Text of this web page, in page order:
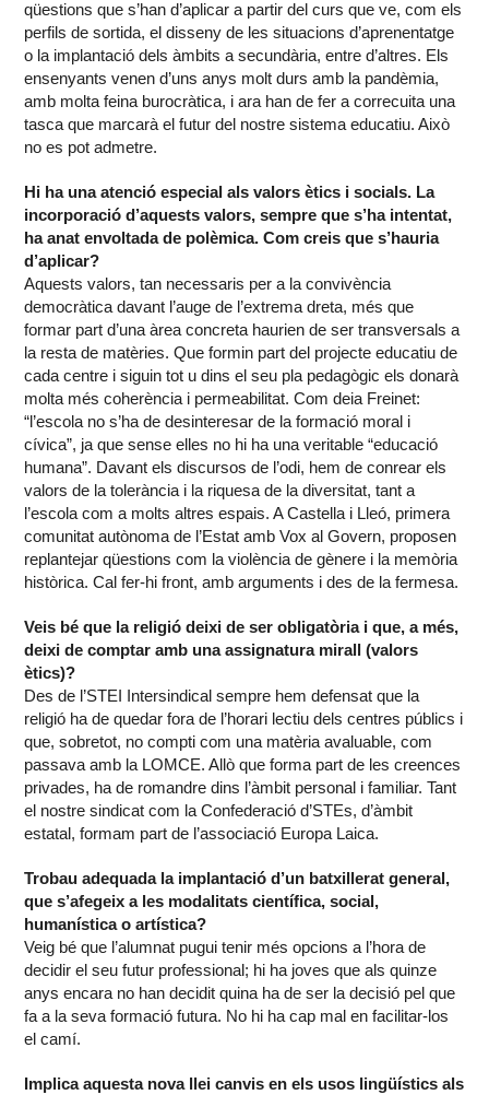
qüestions que s’han d’aplicar a partir del curs que ve, com els
perfils de sortida, el disseny de les situacions d’aprenentatge
o la implantació dels àmbits a secundària, entre d’altres. Els
ensenyants venen d’uns anys molt durs amb la pandèmia,
amb molta feina burocràtica, i ara han de fer a correcuita una
tasca que marcarà el futur del nostre sistema educatiu. Això
no es pot admetre.
Hi ha una atenció especial als valors ètics i socials. La
incorporació d’aquests valors, sempre que s’ha intentat,
ha anat envoltada de polèmica. Com creis que s’hauria
d’aplicar?
Aquests valors, tan necessaris per a la convivència
democràtica davant l’auge de l’extrema dreta, més que
formar part d’una àrea concreta haurien de ser transversals a
la resta de matèries. Que formin part del projecte educatiu de
cada centre i siguin tot u dins el seu pla pedagògic els donarà
molta més coherència i permeabilitat. Com deia Freinet:
“l’escola no s’ha de desinteresar de la formació moral i
cívica”, ja que sense elles no hi ha una veritable “educació
humana”. Davant els discursos de l’odi, hem de conrear els
valors de la tolerància i la riquesa de la diversitat, tant a
l’escola com a molts altres espais. A Castella i Lleó, primera
comunitat autònoma de l’Estat amb Vox al Govern, proposen
replantejar qüestions com la violència de gènere i la memòria
històrica. Cal fer-hi front, amb arguments i des de la fermesa.
Veis bé que la religió deixi de ser obligatòria i que, a més,
deixi de comptar amb una assignatura mirall (valors
ètics)?
Des de l’STEI Intersindical sempre hem defensat que la
religió ha de quedar fora de l’horari lectiu dels centres públics i
que, sobretot, no compti com una matèria avaluable, com
passava amb la LOMCE. Allò que forma part de les creences
privades, ha de romandre dins l’àmbit personal i familiar. Tant
el nostre sindicat com la Confederació d’STEs, d’àmbit
estatal, formam part de l’associació Europa Laica.
Trobau adequada la implantació d’un batxillerat general,
que s’afegeix a les modalitats científica, social,
humanística o artística?
Veig bé que l’alumnat pugui tenir més opcions a l’hora de
decidir el seu futur professional; hi ha joves que als quinze
anys encara no han decidit quina ha de ser la decisió pel que
fa a la seva formació futura. No hi ha cap mal en facilitar-los
el camí.
Implica aquesta nova llei canvis en els usos lingüístics als